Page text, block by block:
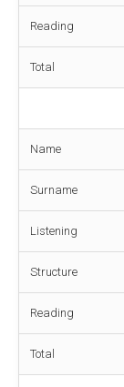
Reading
Total
Name
Surname
Listening
Structure
Reading
Total